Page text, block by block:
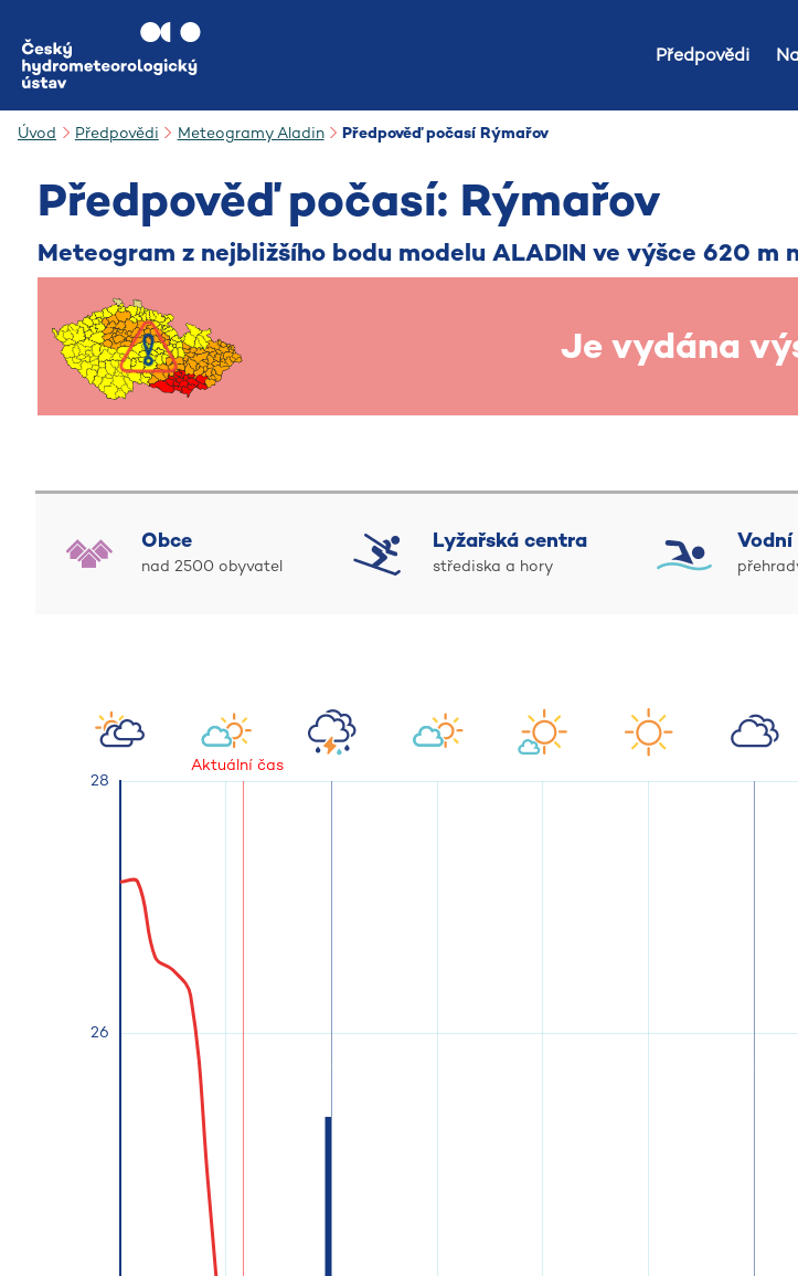
Předpovědi
Úvod Předpovědi Meteogramy Aladin Předpověď počasí Rýmařov
Předpověď počasí: Rýmařov
Meteogram z nejbližšího bodu modelu ALADIN ve výšce 620 m
Je vydána
Obce
nad 2500 obyvatel
Lyžařská centra
střediska a hory